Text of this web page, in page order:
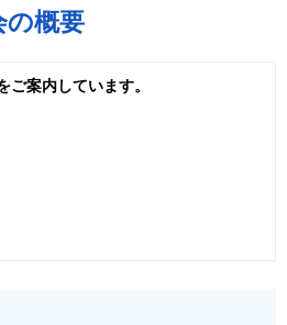
の概要
ご案内しています。